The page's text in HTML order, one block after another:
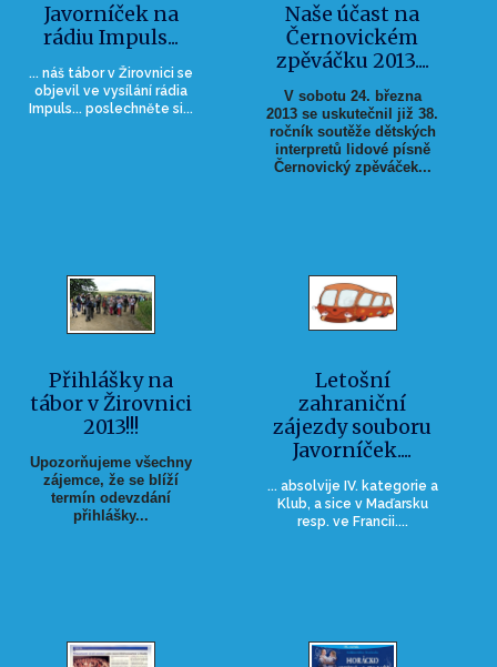
Javorníček na
rádiu Impuls...
... náš tábor v Žirovnici se
objevil ve vysílání rádia
Impuls... poslechněte si...
Naše účast na
Černovickém
zpěváčku 2013....
V sobotu 24. března
2013 se uskutečnil již 38.
ročník soutěže dětských
interpretů lidové písně
Černovický zpěváček...
Přihlášky na
tábor v Žirovnici
2013!!!
Upozorňujeme všechny
zájemce, že se blíží
termín odevzdání
přihlášky...
Letošní
zahraniční
zájezdy souboru
Javorníček....
... absolvije IV. kategorie a
Klub, a sice v Maďarsku
resp. ve Francii....